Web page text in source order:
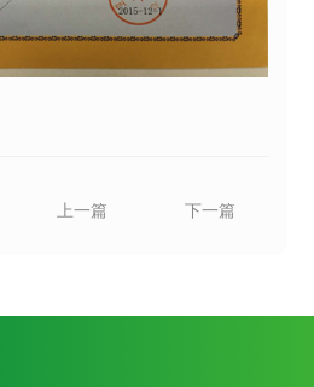
下一篇
上一篇